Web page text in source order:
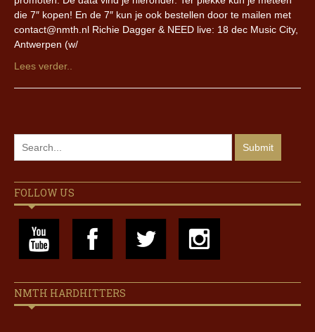
die 7″ kopen! En de 7″ kun je ook bestellen door te mailen met
contact@nmth.nl Richie Dagger & NEED live: 18 dec Music City,
Antwerpen (w/
Lees verder..
FOLLOW US
NMTH HARDHITTERS